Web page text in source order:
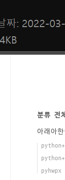
분류 전
아래아
pyhwpx